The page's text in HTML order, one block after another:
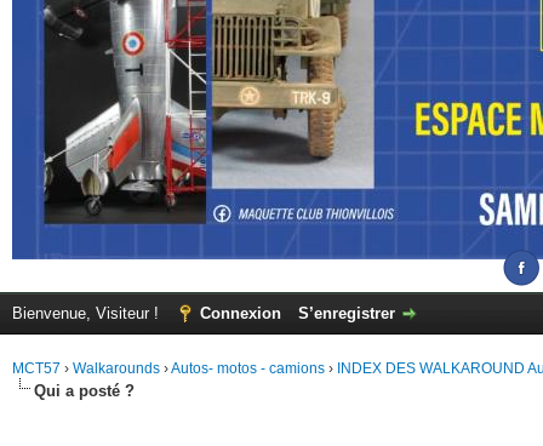
Bienvenue, Visiteur ! Connexion S’enregistrer
MCT57 › Walkarounds ›Autos- motos - camions › INDEX DES WALKAROUND
Qui a posté ?